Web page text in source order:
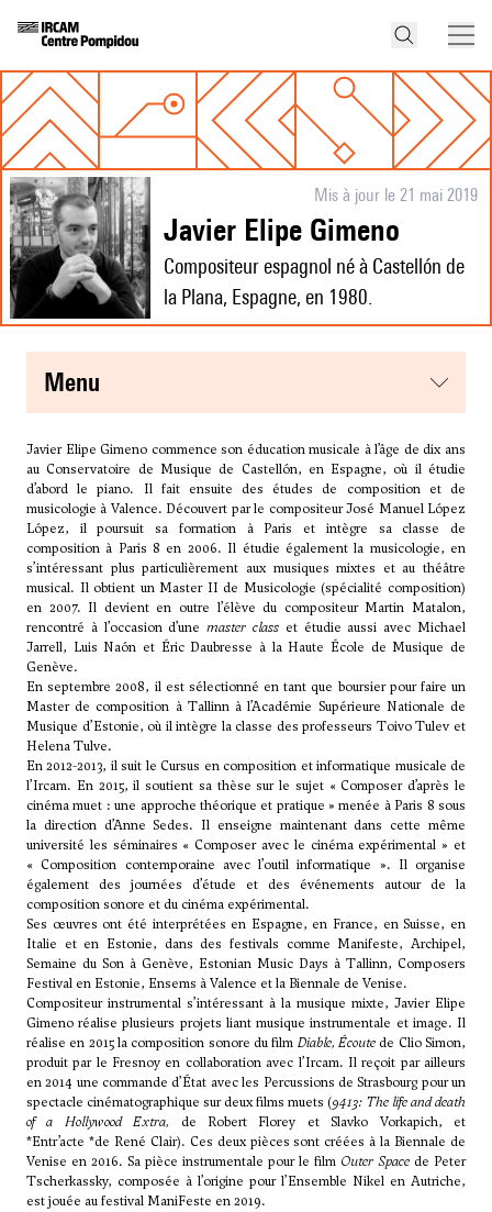
Mis à jour le 21 mai 2019
Javier Elipe Gimeno
Compositeur espagnol né à Castellón de
la Plana, Espagne, en 1980.
menu
Javier Elipe Gimeno commence son éducation musicale à l’âge de dix ans
au Conservatoire de Musique de Castellón, en Espagne, où il étudie
d’abord le piano. Il fait ensuite des études de composition et de
musicologie à Valence. Découvert par le compositeurJosé Manuel López
López, il poursuit sa formation à Paris et intègre sa classe de
composition à Paris 8 en 2006. Il étudie également la musicologie, en
s’intéressant plus particulièrement aux musiques mixtes et au théâtre
musical. Il obtient un Master II de Musicologie (spécialité composition)
en 2007. Il devient en outre l’élève du compositeur Martin Matalon,
rencontré à l’occasion d’unemaster class et étudie aussi avec Michael
Jarrell, Luis Naón et Éric Daubresse à la Haute École de Musique de
Genève.
En septembre 2008, il est sélectionné en tant que boursier pour faire un
Master de composition à Tallinn à l’Académie Supérieure Nationale de
Musique d’Estonie, où il intègre la classe des professeurs Toivo Tulev et
Helena Tulve.
En 2012-2013, il suit le Cursus en composition et informatique musicale de
l’Ircam. En 2015, il soutient sa thèse sur le sujet « Composer d’après le
cinéma muet : une approche théorique et pratique » menée à Paris 8 sous
la direction d’Anne Sedes. Il enseigne maintenant dans cette même
université les séminaires « Composer avec le cinéma expérimental » et
« Composition contemporaine avec l’outil informatique ». Il organise
également des journées d’étude et des événements autour de la
composition sonore et du cinéma expérimental.
Ses œuvres ont été interprétées en Espagne, en France, en Suisse, en
Italie et en Estonie, dans des festivals comme Manifeste, Archipel,
Semaine du Son à Genève, Estonian Music Days à Tallinn, Composers
Festival en Estonie, Ensems à Valence et la Biennale de Venise.
Compositeur instrumental s’intéressant à la musique mixte, Javier Elipe
Gimeno réalise plusieurs projets liant musique instrumentale et image. Il
réalise en 2015 la composition sonore du film Diable, Écoute de Clio Simon,
produit par le Fresnoy en collaboration avec l’Ircam. Il reçoit par ailleurs
en 2014 une commande d’État avec les Percussions de Strasbourg pour un
spectacle cinématographique sur deux films muets (9413: The life and death
of a Hollywood Extra, de Robert Florey et Slavko Vorkapich, et
*Entr’acte *de René Clair). Ces deux pièces sont créées à la Biennale de
Venise en 2016. Sa pièce instrumentale pour le film Outer Space de Peter
Tscherkassky, composée à l’origine pour l’Ensemble Nikel en Autriche,
est jouée au festival ManiFeste en 2019.